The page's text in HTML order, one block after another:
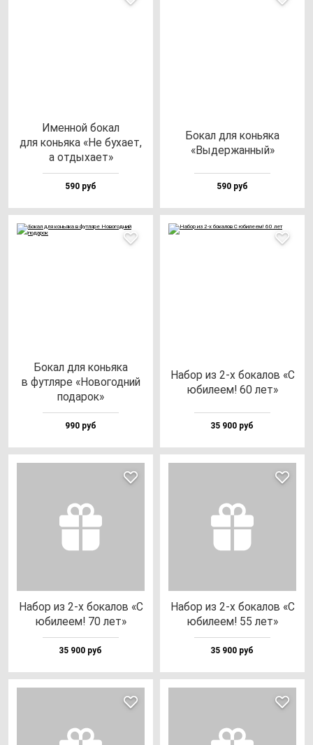
Имен­ной бо­кал
для конь­яка «Не бу­ха­ет,
а от­ды­ха­ет»
590 руб
Бокал для конь­яка
«Выдер­жан­ный»
590 руб
Бокал для конь­яка
в фут­ля­ре «Ново­год­ний
по­да­рок»
990 руб
Набор из 2-х бо­ка­лов «С
юби­ле­ем! 60 лет»
35 900 руб
Набор из 2-х бо­ка­лов «С
юби­ле­ем! 70 лет»
35 900 руб
Набор из 2-х бо­ка­лов «С
юби­ле­ем! 55 лет»
35 900 руб